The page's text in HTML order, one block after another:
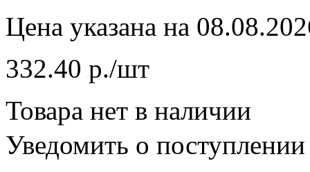
Цена указана на
332.40 р./шт
Товара нет в наличии
Уведомить о поступлении